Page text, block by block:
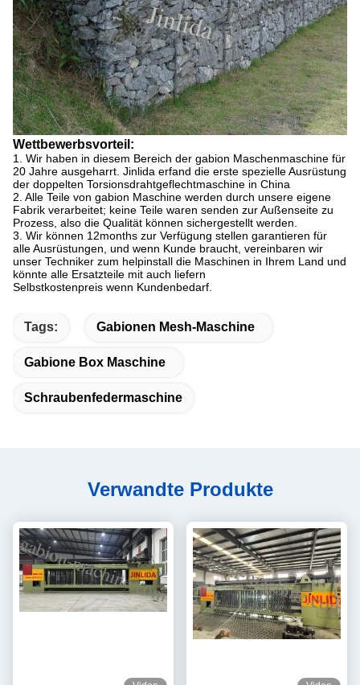
Wettbewerbsvorteil:
1. Wir haben in diesem Bereich der gabion Maschenmaschine für
20 Jahre ausgeharrt. Jinlida erfand die erste spezielle Ausrüstung
der doppelten Torsionsdrahtgeflechtmaschine in China
2. Alle Teile von gabion Maschine werden durch unsere eigene
Fabrik verarbeitet; keine Teile waren senden zur Außenseite zu
Prozess, also die Qualität können sichergestellt werden.
3. Wir können 12months zur Verfügung stellen garantieren für
alle Ausrüstungen, und wenn Kunde braucht, vereinbaren wir
unser Techniker zum helpinstall die Maschinen in Ihrem Land und
könnte alle Ersatzteile mit auch liefern
Selbstkostenpreis wenn Kundenbedarf.
Tags: Gabionen Mesh-Maschine
Gabione Box Maschine
Schraubenfedermaschine
Verwandte Produkte